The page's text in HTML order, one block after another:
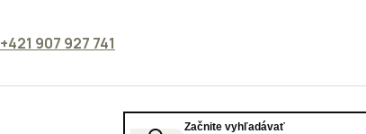
+421 907 927 741
Začnite vyhľadávať